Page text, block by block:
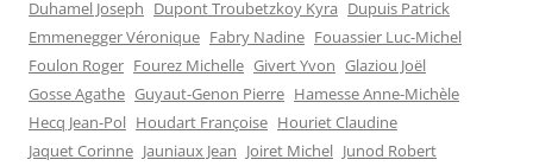
Duhamel Joseph Dupont Troubetzkoy Kyra Dupuis Patrick
Emmenegger Véronique Fabry Nadine Fouassier Luc-Michel
Foulon Roger Fourez Michelle Givert Yvon Glaziou Joël
Gosse Agathe Guyaut-Genon Pierre Hamesse Anne-Michèle
Hecq Jean-Pol Houdart Françoise Houriet Claudine
Jaquet Corinne Jauniaux Jean Joiret Michel Junod Robert